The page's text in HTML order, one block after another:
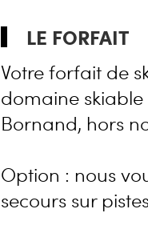
LE FORFAIT
Votre forfait de
domaine
Bornand, hors
Option : nous
secours sur